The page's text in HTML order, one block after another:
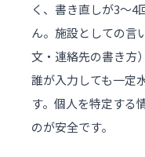
く、書き直しが3〜4
ん。施設としての言
文・連絡先の書き方
誰が入力しても一定
す。個人を特定する
のが安全です。